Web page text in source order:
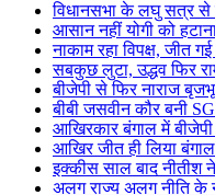
विधानसभा के लघु सत्र
आसान नहीं योगी को
नाकाम रहा विपक्ष, जीत
सबकुछ लुटा, उद्धव फिर
बीजेपी से फिर नाराज
बीबी जसवीन कौर बनी
आखिरकार बंगाल में
आखिर जीत ही लिया
इक्कीस साल बाद नीतीश
अलग राज्य अलग नीति के